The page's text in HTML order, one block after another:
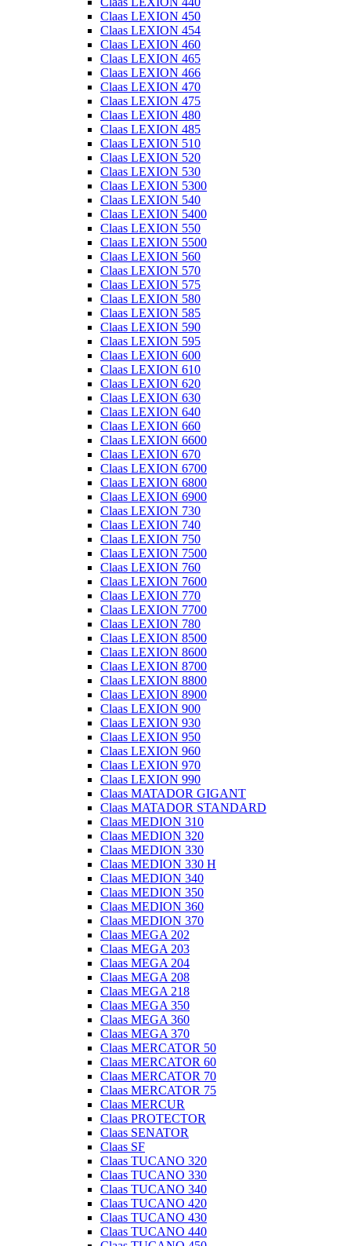
Claas LEXION 450
Claas LEXION 454
Claas LEXION 460
Claas LEXION 465
Claas LEXION 466
Claas LEXION 470
Claas LEXION 475
Claas LEXION 480
Claas LEXION 485
Claas LEXION 510
Claas LEXION 520
Claas LEXION 530
Claas LEXION 5300
Claas LEXION 540
Claas LEXION 5400
Claas LEXION 550
Claas LEXION 5500
Claas LEXION 560
Claas LEXION 570
Claas LEXION 575
Claas LEXION 580
Claas LEXION 585
Claas LEXION 590
Claas LEXION 595
Claas LEXION 600
Claas LEXION 610
Claas LEXION 620
Claas LEXION 630
Claas LEXION 640
Claas LEXION 660
Claas LEXION 6600
Claas LEXION 670
Claas LEXION 6700
Claas LEXION 6800
Claas LEXION 6900
Claas LEXION 730
Claas LEXION 740
Claas LEXION 750
Claas LEXION 7500
Claas LEXION 760
Claas LEXION 7600
Claas LEXION 770
Claas LEXION 7700
Claas LEXION 780
Claas LEXION 8500
Claas LEXION 8600
Claas LEXION 8700
Claas LEXION 8800
Claas LEXION 8900
Claas LEXION 900
Claas LEXION 930
Claas LEXION 950
Claas LEXION 960
Claas LEXION 970
Claas LEXION 990
Claas MATADOR GIGANT
Claas MATADOR STANDARD
Claas MEDION 310
Claas MEDION 320
Claas MEDION 330
Claas MEDION 330 H
Claas MEDION 340
Claas MEDION 350
Claas MEDION 360
Claas MEDION 370
Claas MEGA 202
Claas MEGA 203
Claas MEGA 204
Claas MEGA 208
Claas MEGA 218
Claas MEGA 350
Claas MEGA 360
Claas MEGA 370
Claas MERCATOR 50
Claas MERCATOR 60
Claas MERCATOR 70
Claas MERCATOR 75
Claas MERCUR
Claas PROTECTOR
Claas SENATOR
Claas SF
Claas TUCANO 320
Claas TUCANO 330
Claas TUCANO 340
Claas TUCANO 420
Claas TUCANO 430
Claas TUCANO 440